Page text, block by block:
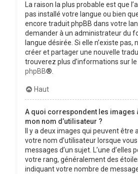
La raison la plus probable est que
pas installé votre langue ou bien
encore traduit phpBB dans votre
demander à un administrateur du
langue désirée. Si elle n’existe pas,
créer et partager une nouvelle
trouverez plus d’informations sur
phpBB®.
Haut
A quoi correspondent les images
mon nom d’utilisateur ?
Il y a deux images qui peuvent être
votre nom d’utilisateur lorsque
messages d’un sujet. L’une d’elles
votre rang, généralement des
indiquant votre nombre de